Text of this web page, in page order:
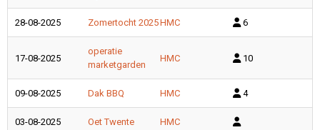
28-08-2025 Zomertocht 2025HMC 6
17-08-2025
operatie
marketgarden
HMC 10
09-08-2025 Dak BBQ HMC 4
03-08-2025 Oet Twente HMC